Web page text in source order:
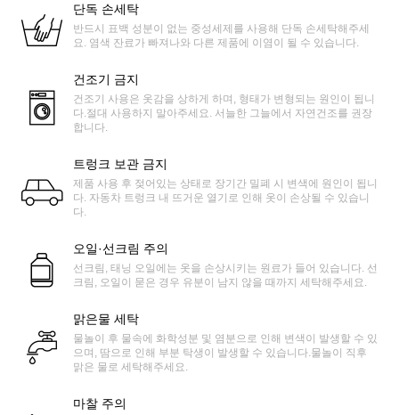
단독 손세탁
반드시 표백 성분이 없는 중성세제를 사용해 단독 손세탁해주세
요. 염색 잔료가 빠져나와 다른 제품에 이염이 될 수 있습니다.
건조기 금지
건조기 사용은 옷감을 상하게 하며, 형태가 변형되는 원인이 됩니
다.절대 사용하지 말아주세요. 서늘한 그늘에서 자연건조를 권장
합니다.
트렁크 보관 금지
제품 사용 후 젖어있는 상태로 장기간 밀폐 시 변색에 원인이 됩니
다. 자동차 트렁크 내 뜨거운 열기로 인해 옷이 손상될 수 있습니
다.
오일·선크림 주의
선크림, 태닝 오일에는 옷을 손상시키는 원료가 들어 있습니다. 선
크림, 오일이 묻은 경우 유분이 남지 않을 때까지 세탁해주세요.
맑은물 세탁
물놀이 후 물속에 화학성분 및 염분으로 인해 변색이 발생할 수 있
으며, 땀으로 인해 부분 탁생이 발생할 수 있습니다.물놀이 직후
맑은 물로 세탁해주세요.
마찰 주의